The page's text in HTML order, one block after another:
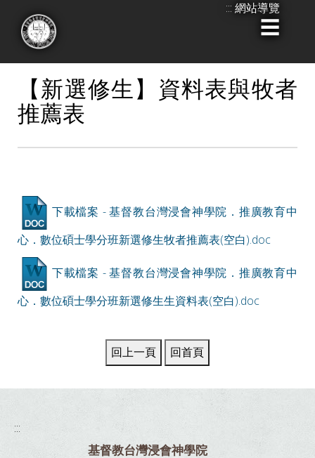
::: 網站導覽
【新選修生】資料表與牧者
推薦表
下載檔案 - 基督教台灣浸會神學院．推廣教育中
心．數位碩士學分班新選修生牧者推薦表(空白).doc
下載檔案 - 基督教台灣浸會神學院．推廣教育中
心．數位碩士學分班新選修生生資料表(空白).doc
:::
基督教台灣浸會神學院